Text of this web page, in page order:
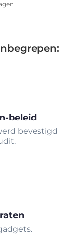
beleid
bevestigd